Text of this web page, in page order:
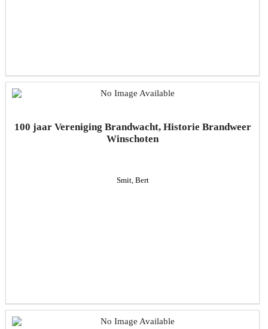
100 jaar Vereniging Brandwacht, Historie Brandweer
Winschoten
Smit, Bert